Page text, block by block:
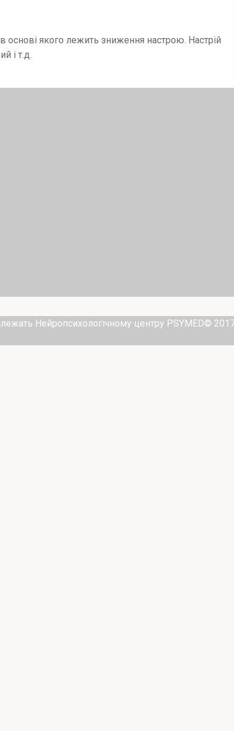
основі якого лежить зниження настрою. Настрій
і т.д.
Нейропсихологічному центру PSYMED©